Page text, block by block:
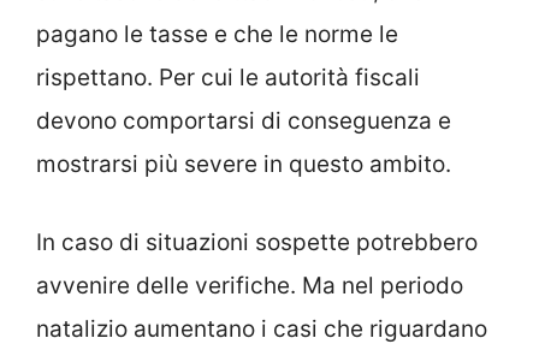
pagano le tasse e che le norme le
rispettano. Per cui le autorità fiscali
devono comportarsi di conseguenza e
mostrarsi più severe in questo ambito.
In caso di situazioni sospette potrebbero
avvenire delle verifiche. Ma nel periodo
natalizio aumentano i casi che riguardano